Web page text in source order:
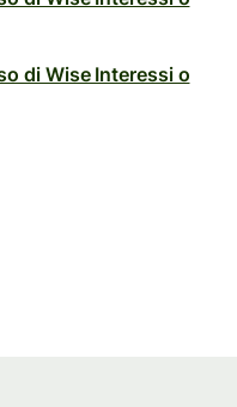
di Wise Interessi o